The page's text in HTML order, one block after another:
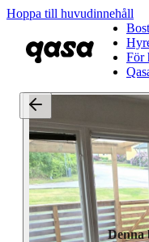
Hoppa till huvudinnehåll
För
Denna